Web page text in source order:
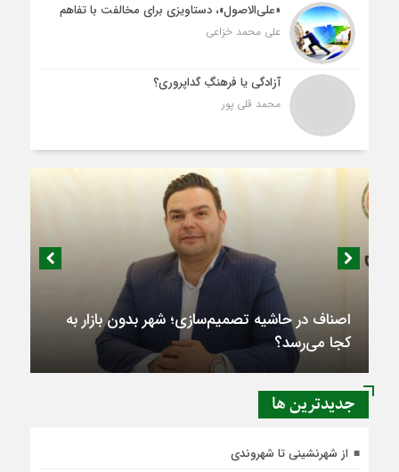
«علی‌الاصول»، دستاویزی برای مخالفت با تفاهم
علی محمد خزاعی
آزادگی یا فرهنگِ گداپروری؟
محمد قلی پور
اصناف در حاشیه تصمیم‌سازی؛ شهر بدون بازار به
کجا می‌رسد؟
جديدترين ها
از شهرنشینی تا شهروندی